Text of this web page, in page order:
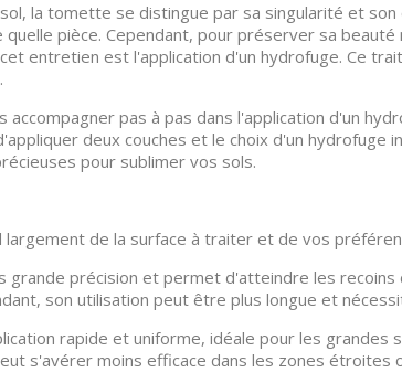
la tomette se distingue par sa singularité et
pièce. Cependant, pour préserver sa
entretien est l'application d'un hydrofuge. Ce
accompagner pas à pas dans l'application d'un
deux couches et le choix d'un
pour sublimer vos sols.
largement de la surface à traiter et de vos
grande précision et permet d'atteindre les
son utilisation peut être plus longue et
rapide et uniforme, idéale pour les
s'avérer moins efficace dans les zones étroites